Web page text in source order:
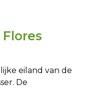
eiland van de
De